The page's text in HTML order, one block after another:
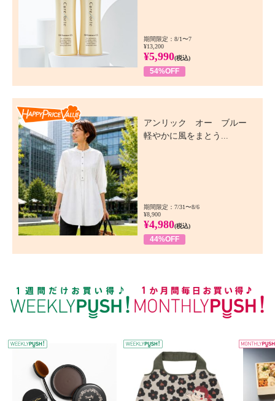
期間限定：8/1〜7
¥13,200
¥5,990(税込)
54%OFF
アンリック オー ブルー
軽やかに風をまとう...
期間限定：7/31〜8/6
¥8,900
¥4,980(税込)
44%OFF
WEEKLY PUSH